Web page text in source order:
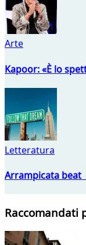
Arte
Kapoor: «È lo
Letteratura
Arrampicata
Raccomandati